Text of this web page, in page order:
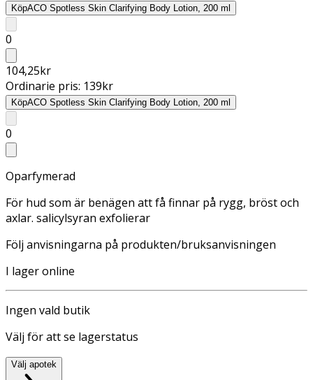
KöpACO Spotless Skin Clarifying Body Lotion, 200 ml
0
104,25kr
Ordinarie pris: 139kr
KöpACO Spotless Skin Clarifying Body Lotion, 200 ml
0
Oparfymerad
För hud som är benägen att få finnar på rygg, bröst och
axlar. salicylsyran exfolierar
Följ anvisningarna på produkten/bruksanvisningen
I lager online
Ingen vald butik
Välj för att se lagerstatus
Välj apotek